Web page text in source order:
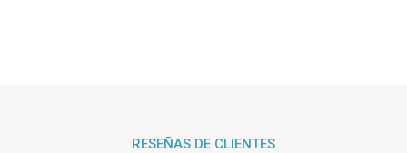
RESEÑAS DE CLIENTES